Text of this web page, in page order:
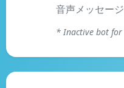
* Inactive bot for